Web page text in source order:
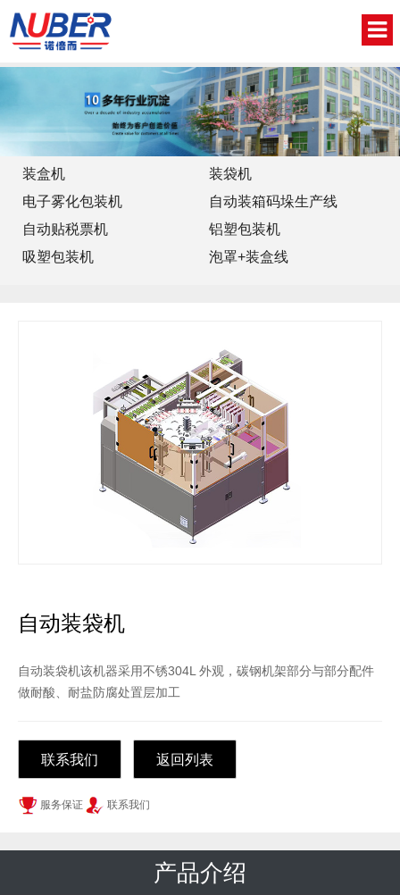
关于我们
新闻中心
产品中心
视频中心
装盒机
装袋机
电子雾化包装机
自动装箱码垛生产线
自动贴税票机
铝塑包装机
吸塑包装机
泡罩+装盒线
自动装袋机
自动装袋机该机器采用不锈304L 外观，碳钢机架部分与部分配件
做耐酸、耐盐防腐处置层加工
联系我们 返回列表
服务保证 联系我们
产品介绍